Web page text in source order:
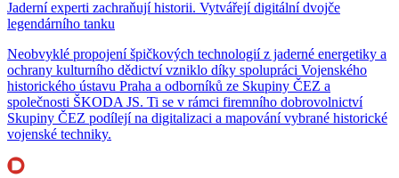
Jaderní experti zachraňují historii. Vytvářejí digitální dvojče
legendárního tanku
Neobvyklé propojení špičkových technologií z jaderné energetiky a
ochrany kulturního dědictví vzniklo díky spolupráci Vojenského
historického ústavu Praha a odborníků ze Skupiny ČEZ a
společnosti ŠKODA JS. Ti se v rámci firemního dobrovolnictví
Skupiny ČEZ podílejí na digitalizaci a mapování vybrané historické
vojenské techniky.